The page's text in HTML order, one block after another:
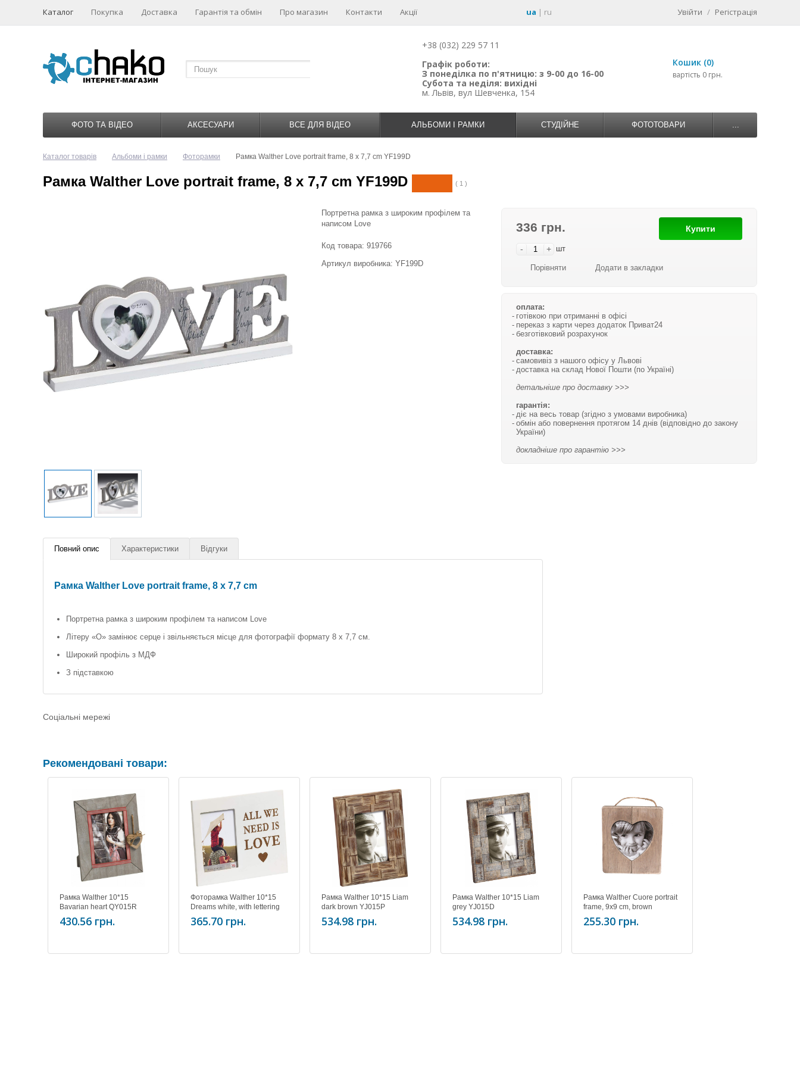
Каталог Покупка Доставка Гарантія та обмін Про магазин Контакти Акції ua | ru Увійти / Регістрація
+38 (032) 229 57 11
Графік роботи:
З понеділка по п'ятницю: з 9-00 до 16-00
Субота та неділя: вихідні
м. Львів, вул Шевченка, 154
Кошик (0)
вартість 0 грн.
ФОТО ТА ВІДЕО АКСЕСУАРИ ВСЕ ДЛЯ ВІДЕО АЛЬБОМИ І РАМКИ СТУДІЙНЕ ФОТОТОВАРИ ...
Каталог товарів Альбоми і рамки Фоторамки Рамка Walther Love portrait frame, 8 x 7,7 cm YF199D
Рамка Walther Love portrait frame, 8 x 7,7 cm YF199D ( 1 )
336 грн.
- + шт
Купити
Порівняти Додати в закладки
оплата:
готівкою при отриманні в офісі
переказ з карти через додаток Приват24
безготівковий розрахунок
доставка:
самовивіз з нашого офісу у Львові
доставка на склад Нової Пошти (по Україні)
детальніше про доставку >>>
гарантія:
діє на весь товар (згідно з умовами виробника)
обмін або повернення протягом 14 днів (відповідно до закону
України)
докладніше про гарантію >>>
Портретна рамка з широким профілем та
написом Love
Код товара: 919766
Артикул виробника: YF199D
Повний опис Характеристики Відгуки
Рамка Walther Love portrait frame, 8 x 7,7 cm
Портретна рамка з широким профілем та написом Love
Літеру «О» замінює серце і звільняється місце для фотографії формату 8 х 7,7 см.
Широкий профіль з МДФ
З підставкою
Соціальні мережі
Рекомендовані товари:
Рамка Walther 10*15
Bavarian heart QY015R
430.56 грн.
Фоторамка Walther 10*15
Dreams white, with lettering
RL015W
365.70 грн.
Рамка Walther 10*15 Liam
dark brown YJ015P
534.98 грн.
Рамка Walther 10*15 Liam
grey YJ015D
534.98 грн.
Рамка Walther Cuore portrait
frame, 9x9 cm, brown
QO099P
255.30 грн.